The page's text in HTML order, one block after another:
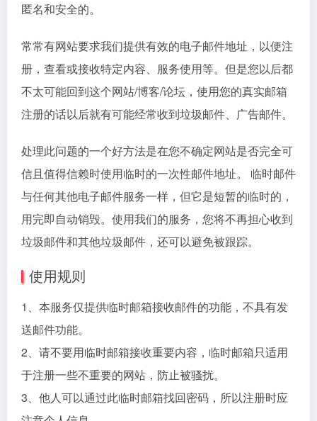
匿名和安全的。
常常有网站要求我们提供有效的电子邮件地址，以便注
册，查看或接收特定内容、服务使用等。但是您以后都
不太可能回到这个网站/博客/论坛，使用您的真实邮箱
注册的话以后就有可能经常收到垃圾邮件、广告邮件。
处理此问题的一个好方法是在您不确定网站是否完全可
信且值得信赖时使用临时的一次性邮件地址。 临时邮件
与任何其他电子邮件服务一样，但它是短暂的临时的，
用完即自动销毁。使用我们的服务，您将不再担心收到
垃圾邮件和其他垃圾邮件，还可以避免被跟踪。
使用规则
1、本服务仅提供临时邮箱接收邮件的功能，不具有发
送邮件功能。
2、请不要用临时邮箱接收重要内容，临时邮箱只适用
于注册一些不重要的网站，防止被骚扰。
3、他人可以通过此临时邮箱找回密码，所以注册时应